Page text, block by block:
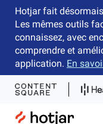
Hotjar fait
Les mêmes outils
connaissez, avec
comprendre et
application. En
Hotjar Logo